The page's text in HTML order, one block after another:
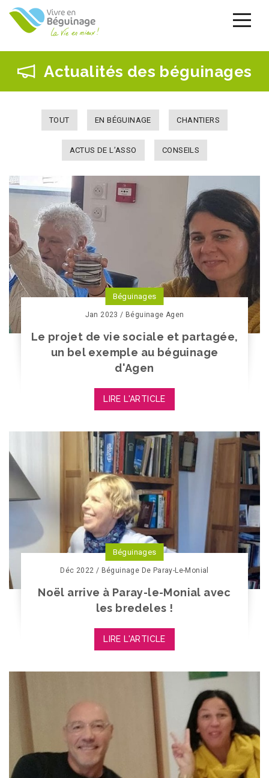
Aller
contenu
Actualités des béguinages
TOUT EN BÉGUINAGE CHANTIERS
ACTUS DE L’ASSO CONSEILS
Béguinages
Jan 2023 / Béguinage Agen
Le projet de vie sociale et partagée,
un bel exemple au béguinage
d'Agen
LIRE L'ARTICLE
Béguinages
Déc 2022 / Béguinage De Paray-Le-Monial
Noël arrive à Paray-le-Monial avec
les bredeles !
LIRE L'ARTICLE